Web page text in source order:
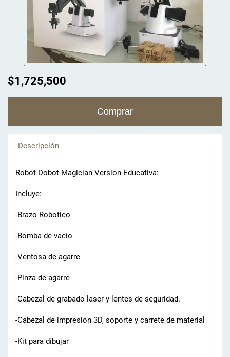
$1,725,500
Descripción
Robot Dobot Magician Version Educativa:
Incluye:
-Brazo Robotico
-Bomba de vacío
-Ventosa de agarre
-Pinza de agarre
-Cabezal de grabado laser y lentes de seguridad.
-Cabezal de impresion 3D, soporte y carrete de material
-Kit para dibujar